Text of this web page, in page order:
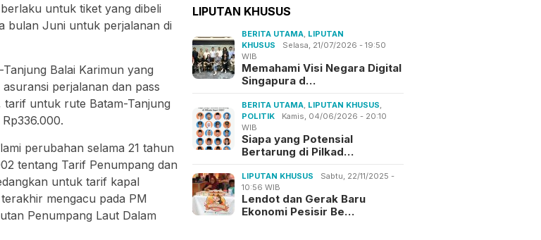
untuk tiket yang dibeli
bulan Juni untuk perjalanan di
Balai Karimun yang
perjalanan dan pass
tarif untuk rute Batam-Tanjung
perubahan selama 21 tahun
tentang Tarif Penumpang dan
untuk tarif kapal
mengacu pada PM
Penumpang Laut Dalam
LIPUTAN KHUSUS
BERITA UTAMA, LIPUTAN
KHUSUS
Selasa, 21/07/2026 - 19:50
WIB
Memahami Visi Negara Digital
Singapura d…
BERITA UTAMA, LIPUTAN KHUSUS,
POLITIK
Kamis, 04/06/2026 - 20:10
WIB
Siapa yang Potensial
Bertarung di Pilkad…
LIPUTAN KHUSUS
Sabtu, 22/11/2025 -
10:56 WIB
Lendot dan Gerak Baru
Ekonomi Pesisir Be…